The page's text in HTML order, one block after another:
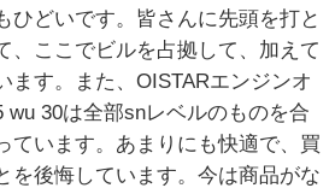
ひどいです。皆さんに先頭を打と
、ここでビルを占拠して、加えて
ます。また、OISTARエンジンオ
wu 30は全部snレベルのものを合
ています。あまりにも快適で、買
を後悔しています。今は商品がな